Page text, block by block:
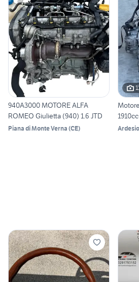
940A3000 MOTORE ALFA
ROMEO Giulietta (940) 1.6 JTD
Piana di Monte Verna (CE) Ardesio